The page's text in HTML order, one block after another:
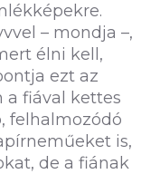
– mondja –,
élni kell,
ezt az
a fiával kettes
felhalmozódó
is,
de a fiának